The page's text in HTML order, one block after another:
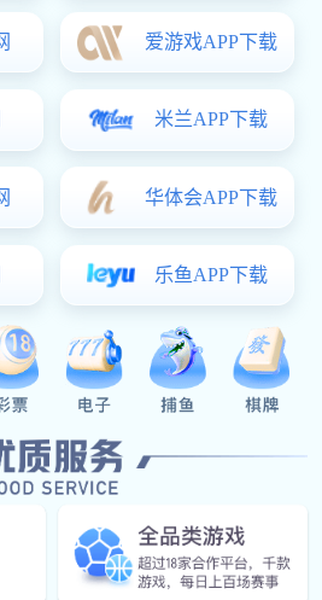
流量控制阀
Weller威乐WSD81i